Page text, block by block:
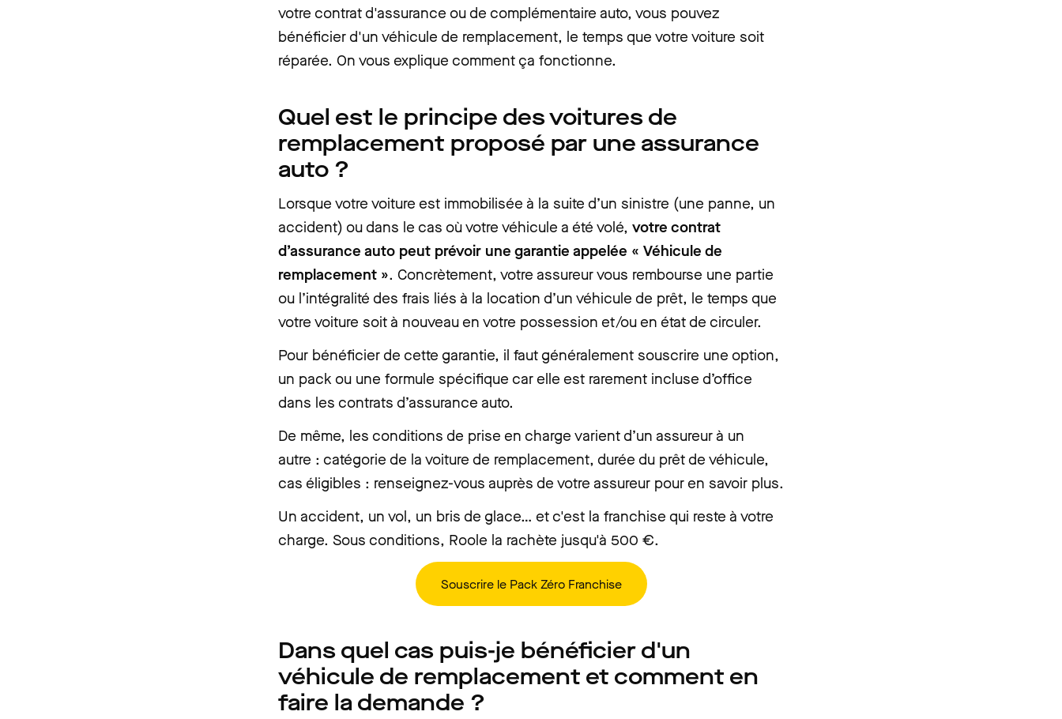
votre contrat d'assurance ou de complémentaire auto, vous pouvez
bénéficier d'un véhicule de remplacement, le temps que votre voiture soit
réparée. On vous explique comment ça fonctionne.
Quel est le principe des voitures de
remplacement proposé par une assurance
auto ?
Lorsque votre voiture est immobilisée à la suite d’un sinistre (une panne, un
accident) ou dans le cas où votre véhicule a été volé, votre contrat
d’assurance auto peut prévoir une garantie appelée « Véhicule de
remplacement ». Concrètement, votre assureur vous rembourse une partie
ou l’intégralité des frais liés à la location d’un véhicule de prêt, le temps que
votre voiture soit à nouveau en votre possession et/ou en état de circuler.
Pour bénéficier de cette garantie, il faut généralement souscrire une option,
un pack ou une formule spécifique car elle est rarement incluse d’office
dans les contrats d’assurance auto.
De même, les conditions de prise en charge varient d’un assureur à un
autre : catégorie de la voiture de remplacement, durée du prêt de véhicule,
cas éligibles : renseignez-vous auprès de votre assureur pour en savoir plus.
Un accident, un vol, un bris de glace… et c'est la franchise qui reste à votre
charge. Sous conditions, Roole la rachète jusqu'à 500 €.
Souscrire le Pack Zéro Franchise
Dans quel cas puis-je bénéficier d'un
véhicule de remplacement et comment en
faire la demande ?